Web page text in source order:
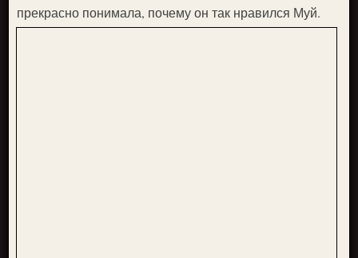
прекрасно понимала, почему он так нравился Муй.